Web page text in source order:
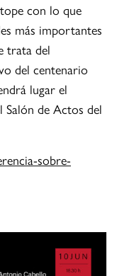
con lo que
más importantes
trata del
del centenario
lugar el
Salón de Actos del
sobre-